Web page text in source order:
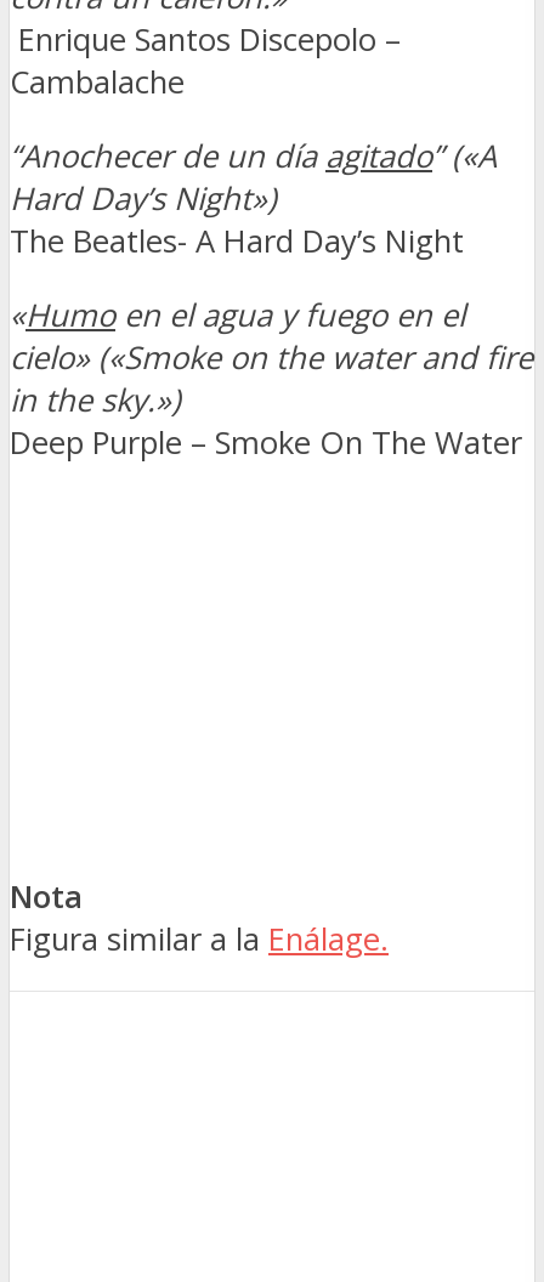
Enrique Santos Discepolo –
Cambalache
“Anochecer de un día agitado” («A
Hard Day’s Night»)
The Beatles- A Hard Day’s Night
«Humoen el agua y fuego en el
cielo» («Smoke on the water and fire
in the sky.»)
Deep Purple – Smoke On The Water
Nota
Figura similar a la Enálage.